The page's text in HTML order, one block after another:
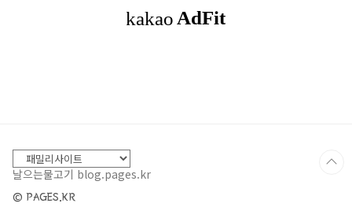
25 }, { "name": "Eve", "age": 35 } ] 이름
날으는물고기 blog.pages.kr
© PAGES.KR